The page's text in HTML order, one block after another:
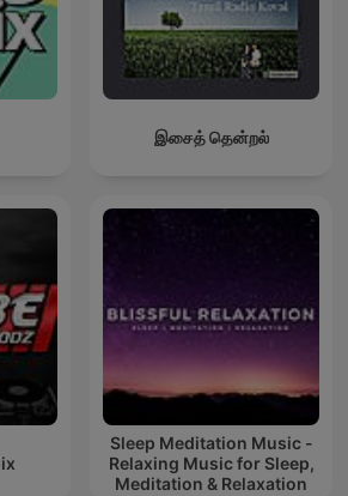
இசைத் தென்றல்
Sleep Meditation Music -
Relaxing Music for Sleep,
Meditation & Relaxation